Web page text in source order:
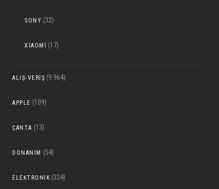
SONY (32)
XIAOMI (17)
ALIŞ-VERIŞ (9.964)
APPLE (109)
ÇANTA (13)
DONANIM (54)
ELEKTRONIK (324)